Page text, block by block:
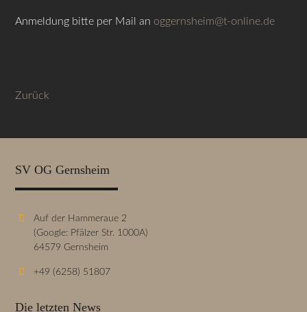
Anmeldung bitte per Mail an oggernsheim@t-online.de
Zurück
SV OG Gernsheim
Auf der Hammeraue 2
(Google: Pfälzer Str. 1000A)
64579 Gernsheim
+49 (6258) 51807
Die letzten News